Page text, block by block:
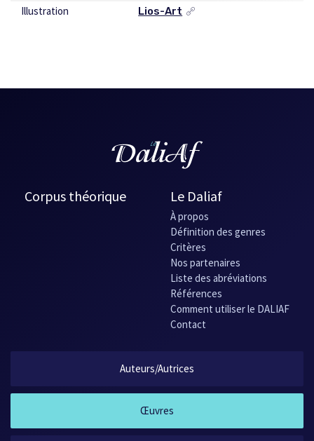
Illustration Lios-Art
Ce
fenêtre
Corpus théorique Le Daliaf
À propos
Définition des genres
Critères
Nos partenaires
Liste des abréviations
Références
Comment utiliser le DALIAF
Contact
Auteurs/Autrices
Œuvres